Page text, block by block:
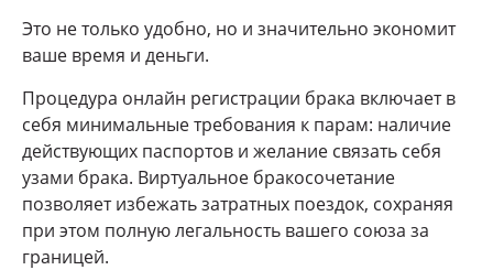
Это не только удобно, но и значительно экономит
ваше время и деньги.
Процедура онлайн регистрации брака включает в
себя минимальные требования к парам: наличие
действующих паспортов и желание связать себя
узами брака. Виртуальное бракосочетание
позволяет избежать затратных поездок, сохраняя
при этом полную легальность вашего союза за
границей.